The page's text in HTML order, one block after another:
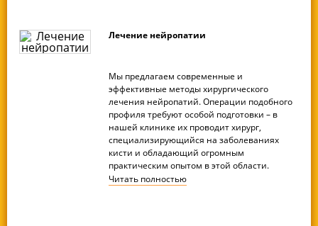
Лечение нейропатии
Мы предлагаем современные и
эффективные методы хирургического
лечения нейропатий. Операции подобного
профиля требуют особой подготовки – в
нашей клинике их проводит хирург,
специализирующийся на заболеваниях
кисти и обладающий огромным
практическим опытом в этой области.
Читать полностью